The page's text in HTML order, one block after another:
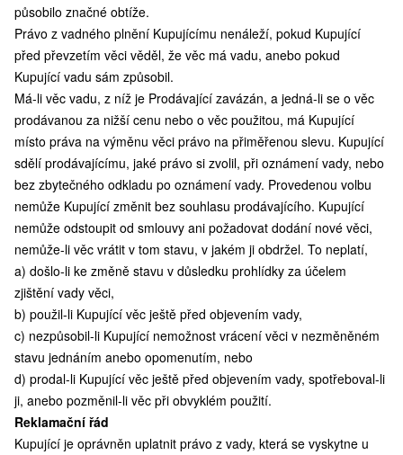
působilo značné obtíže.
Právo z vadného plnění Kupujícímu nenáleží, pokud Kupující
před převzetím věci věděl, že věc má vadu, anebo pokud
Kupující vadu sám způsobil.
Má-li věc vadu, z níž je Prodávající zavázán, a jedná-li se o věc
prodávanou za nižší cenu nebo o věc použitou, má Kupující
místo práva na výměnu věci právo na přiměřenou slevu. Kupující
sdělí prodávajícímu, jaké právo si zvolil, při oznámení vady, nebo
bez zbytečného odkladu po oznámení vady. Provedenou volbu
nemůže Kupující změnit bez souhlasu prodávajícího. Kupující
nemůže odstoupit od smlouvy ani požadovat dodání nové věci,
nemůže-li věc vrátit v tom stavu, v jakém ji obdržel. To neplatí,
a) došlo-li ke změně stavu v důsledku prohlídky za účelem
zjištění vady věci,
b) použil-li Kupující věc ještě před objevením vady,
c) nezpůsobil-li Kupující nemožnost vrácení věci v nezměněném
stavu jednáním anebo opomenutím, nebo
d) prodal-li Kupující věc ještě před objevením vady, spotřeboval-li
ji, anebo pozměnil-li věc při obvyklém použití.
Reklamační řád
Kupující je oprávněn uplatnit právo z vady, která se vyskytne u